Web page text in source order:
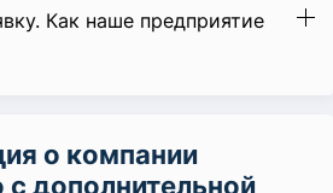
Как наше предприятие
о компании
дополнительной